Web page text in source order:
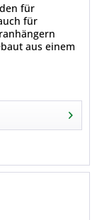
für
für
aus einem